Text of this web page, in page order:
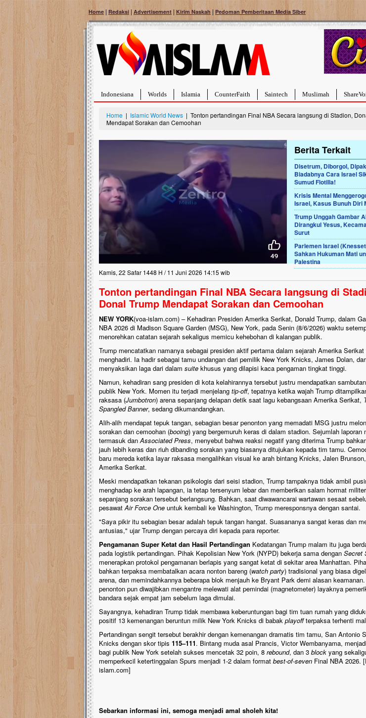
Home | Redaksi | Advertisement | Kirim Naskah | Pedoman Pemberitaan Media Siber
Indonesiana Worlds Islamia CounterFaith Saintech Muslimah
Home | Islamic World News | Tonton pertandingan Final NBA Secara langsung di Stadion,
Mendapat Sorakan dan Cemoohan
Berita Terkait
Disetrum, Diborgol,
Biadabnya Cara Israel
Sumud Flotilla!
Krisis Mental
Israel, Kasus Bunuh Diri
Trump Unggah Gambar
Dirangkul Yesus,
Surut
Parlemen Israel
Sahkan Hukuman Mati
Palestina
Kamis, 22 Safar 1448 H / 11 Juni 2026 14:15 wib
Tonton pertandingan Final NBA Secara langsung di
Donal Trump Mendapat Sorakan dan Cemoohan
NEW YORK(voa-islam.com) – Kehadiran Presiden Amerika Serikat, Donald Trump, dalam
NBA 2026 di Madison Square Garden (MSG), New York, pada Senin (8/6/2026) waktu
menorehkan catatan sejarah sekaligus memicu kehebohan di kalangan publik.
Trump mencatatkan namanya sebagai presiden aktif pertama dalam sejarah Amerika Serikat
menghadiri. Ia hadir sebagai tamu undangan dari pemilik New York Knicks, James Dolan,
menyaksikan laga dari dalam suite khusus yang dilapisi kaca pengaman tingkat tinggi.
Namun, kehadiran sang presiden di kota kelahirannya tersebut justru mendapatkan
publik New York. Momen itu terjadi menjelang tip-off, tepatnya ketika wajah Trump
raksasa (Jumbotron) arena sepanjang delapan detik saat lagu kebangsaan Amerika Serikat,
Spangled Banner, sedang dikumandangkan.
Alih-alih mendapat tepuk tangan, sebagian besar penonton yang memadati MSG justru
sorakan dan cemoohan (booing) yang bergemuruh keras di dalam stadion. Sejumlah laporan
termasuk danAssociated Press, menyebut bahwa reaksi negatif yang diterima Trump
jauh lebih keras dan riuh dibanding sorakan yang biasanya ditujukan kepada tim tamu.
baru mereda ketika layar raksasa mengalihkan visual ke arah bintang Knicks, Jalen
Amerika Serikat.
Meski mendapatkan tekanan psikologis dari seisi stadion, Trump tampaknya tidak ambil
menghadap ke arah lapangan, ia tetap tersenyum lebar dan memberikan salam hormat
sepanjang sorakan tersebut berlangsung. Bahkan, saat diwawancarai wartawan sesaat
pesawatAir Force One untuk kembali ke Washington, Trump meresponsnya dengan santai.
"Saya pikir itu sebagian besar adalah tepuk tangan hangat. Suasananya sangat keras dan
antusias," ujar Trump dengan percaya diri kepada para reporter.
Pengamanan Super Ketat dan Hasil Pertandingan Kedatangan Trump malam itu juga
pada logistik pertandingan. Pihak Kepolisian New York (NYPD) bekerja sama dengan Secret
menerapkan protokol pengamanan berlapis yang sangat ketat di sekitar area Manhattan.
bahkan terpaksa membatalkan acara nonton bareng (watch party) tradisional yang biasa
arena, dan memindahkannya beberapa blok menjauh ke Bryant Park demi alasan
penonton pun diwajibkan mengantre melewati alat pemindai (magnetometer) layaknya
bandara sejak empat jam sebelum laga dimulai.
Sayangnya, kehadiran Trump tidak membawa keberuntungan bagi tim tuan rumah yang
positif 13 kemenangan beruntun milik New York Knicks di babak playoffterpaksa terhenti
Pertandingan sengit tersebut berakhir dengan kemenangan dramatis tim tamu, San Antonio
Knicks dengan skor tipis 115–111. Bintang muda asal Prancis, Victor Wembanyama,
bagi publik New York setelah sukses mencetak 32 poin, 8 rebound, dan 3 block yang
memperkecil ketertinggalan Spurs menjadi 1-2 dalam format best-of-seven Final NBA 2026.
islam.com]
Sebarkan informasi ini, semoga menjadi amal sholeh kita!
Bantu Naura, Balita Hebat Sembuh Dari
Tumor Pembuluh Darah
Hidup Naura Salsabila dipenuhi dengan
rintangan yang sangat berat. Meskipun baru
berusia sepuluh bulan, bayi yang imut ini harus
menghadapi penyakit yang dahsyat, yaitu tumor
pembuluh darah berukuran...
Lima Tahun
Pelosok ini
Nasib masjid di Kampung
mengenaskan. Lima tahun
tak berbentuk masjid,
hujan....